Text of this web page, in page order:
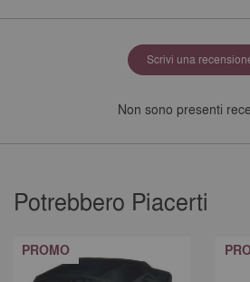
Scrivi una
Non sono presenti
Potrebbero Piacerti
PROMO